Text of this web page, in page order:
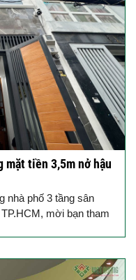
mặt tiền 3,5m nở hậu
nhà phố 3 tầng sân
mời bạn tham